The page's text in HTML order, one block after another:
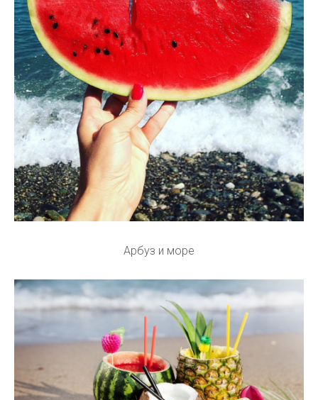
Арбуз и море